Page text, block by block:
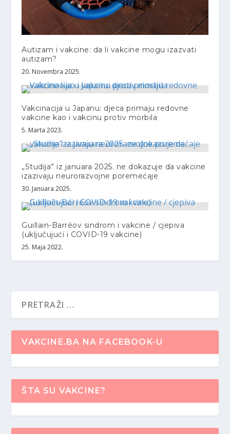
Autizam i vakcine: da li vakcine mogu izazvati
autizam?
20. Novembra 2025.
Vakcinacija u Japanu: djeca primaju redovne
vakcine kao i vakcinu protiv morbila
5. Marta 2023.
„Studija” iz januara 2025. ne dokazuje da vakcine
izazivaju neurorazvojne poremećaje
30. Januara 2025.
Guillain-Barréov sindrom i vakcine / cjepiva
(uključujući i COVID-19 vakcine)
25. Maja 2022.
VAKCINE.BA NA FACEBOOK-U
ŠTA SU VAKCINE?